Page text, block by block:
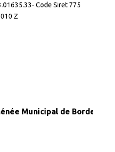
Code Siret 775
Z
Municipal de Bordeaux